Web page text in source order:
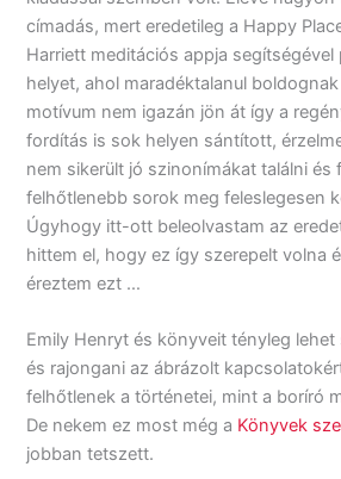
címadás, mert eredetileg a Happy
Harriett meditációs appja segítségével
helyet, ahol maradéktalanul
motívum nem igazán jön át így a
fordítás is sok helyen sántított,
nem sikerült jó szinonímákat találni és
felhőtlenebb sorok meg feleslegesen
Úgyhogy itt-ott beleolvastam az
hittem el, hogy ez így szerepelt volna
éreztem ezt …
Emily Henryt és könyveit tényleg
és rajongani az ábrázolt
felhőtlenek a történetei, mint a boríró
De nekem ez most még a Könyvek
jobban tetszett.